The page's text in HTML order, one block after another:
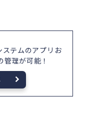
ステムのアプリお
理が可能！